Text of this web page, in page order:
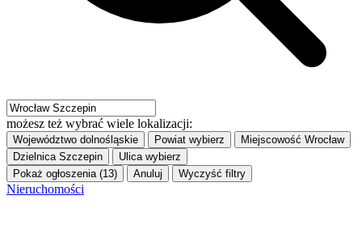
możesz też wybrać wiele lokalizacji:
Województwo dolnośląskie Powiat wybierz Miejscowość Wrocław
Dzielnica Szczepin Ulica wybierz
Pokaż ogłoszenia (13)
Anuluj Wyczyść filtry
Nieruchomości